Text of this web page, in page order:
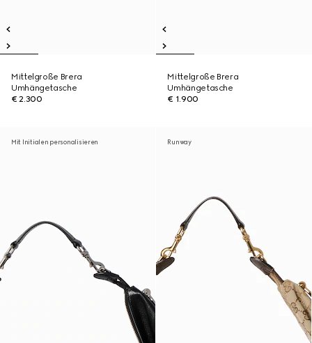
Mittelgroße Brera
Umhängetasche
€ 2.300
Mittelgroße Brera
Umhängetasche
€ 1.900
Mit Initialen personalisieren Runway